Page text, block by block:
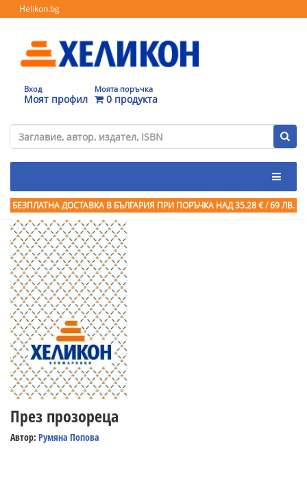
Helikon.bg
Вход
Моят профил
Моята поръчка
0 продукта
БЕЗПЛАТНА ДОСТАВКА В БЪЛГАРИЯ ПРИ ПОРЪЧКА НАД 35.28 € / 69 ЛВ.
През прозореца
Автор: Румяна Попова